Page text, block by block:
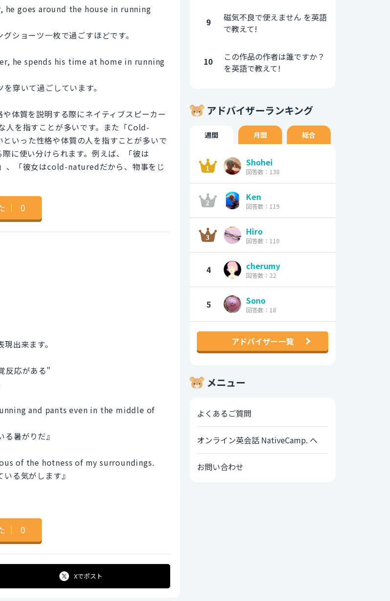
goes around the house in running
ショーツ一枚で過ごすほどです。
he spends his time at home in running
穿いて過ごしています。
体質を説明する際にネイティブスピーカー
を指すことが多いです。また「Cold-
いった性格や体質の人を指すことが多いで
に使い分けられます。例えば、「彼は
、「彼女はcold-naturedだから、物事をじ
｜ 0
出来ます。
反応がある"
and pants even in the middle of
暑がりだ』
of the hotness of my surroundings.
る気がします』
｜ 0
Xでポスト
9
磁気不良で使えません を英語
で教えて!
10
この作品の作者は誰ですか？
を英語で教えて!
アドバイザーランキング
週間 月間 総合
Shohei
回答数：138
Ken
回答数：119
Hiro
回答数：110
4 cherumy
回答数：22
5 Sono
回答数：18
アドバイザー一覧
メニュー
よくあるご質問
オンライン英会話 NativeCamp. へ
お問い合わせ